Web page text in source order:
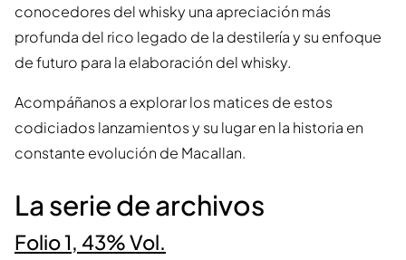
conocedores del whisky una apreciación más
profunda del rico legado de la destilería y su enfoque
de futuro para la elaboración del whisky.
Acompáñanos a explorar los matices de estos
codiciados lanzamientos y su lugar en la historia en
constante evolución de Macallan.
La serie de archivos
Folio 1, 43% Vol.